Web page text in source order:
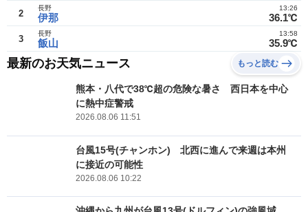
2 伊那
長野
36.1℃
13:26
3 飯山
長野
35.9℃
13:58
最新のお天気ニュース もっと読む
熊本・八代で38℃超の危険な暑さ 西日本を中心
に熱中症警戒
2026.08.06 11:51
台風15号(チャンホン) 北西に進んで来週は本州
に接近の可能性
2026.08.06 10:22